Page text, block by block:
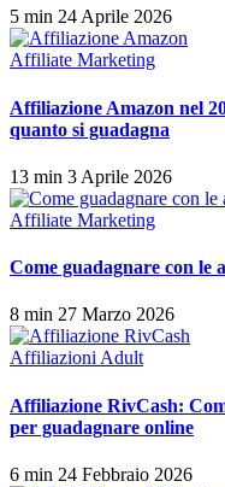
5 min 24 Aprile 2026
Affiliate Marketing
Affiliazione Amazon nel
quanto si guadagna
13 min 3 Aprile 2026
Affiliate Marketing
Come guadagnare con
8 min 27 Marzo 2026
Affiliazioni Adult
Affiliazione RivCash:
per guadagnare online
6 min 24 Febbraio 2026